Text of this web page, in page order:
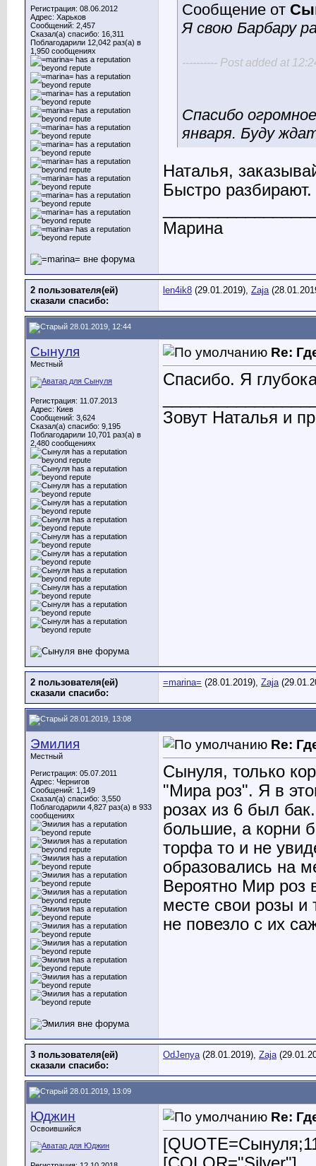
Регистрация: 08.06.2012
Адрес: Харьков
Сообщений: 2,457
Сказал(а) спасибо: 16,311
Поблагодарили 12,042 раз(а) в
1,950 сообщениях
Сообщение от
Я свою Барбару
---------- Post added at
Спасибо
января. Буду
Наталья,
Быстро разбирают.
Марина
2 пользователя(ей)
сказали cпасибо:
len4ik8 (29.01.2019), Zaja
28.01.2019, 12:44
Сынуля
Местный
Регистрация: 11.07.2013
Адрес: Киев
Сообщений: 3,624
Сказал(а) спасибо: 9,195
Поблагодарили 10,701 раз(а) в
2,480 сообщениях
Re:
Спасибо. Я
Зовут Наталья и
2 пользователя(ей)
сказали cпасибо:
=marina= (28.01.2019), Zaja
28.01.2019, 13:08
Эмилия
Местный
Регистрация: 05.07.2011
Адрес: Чернигов
Сообщений: 1,149
Сказал(а) спасибо: 3,550
Поблагодарили 4,827 раз(а) в 933
сообщениях
Re:
Сынуля, только
"Мира роз". Я в
розах из 6 был
большие, а корни
торфа то и не
образовались на
Вероятно Мир роз
месте свои розы и
не повезло с их
3 пользователя(ей)
сказали cпасибо:
OdJenya(28.01.2019), Zaja
28.01.2019, 13:09
Юджин
Освоившийся
Re: